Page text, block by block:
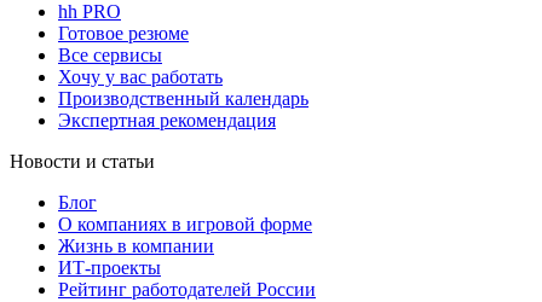
hh PRO
Готовое резюме
Все сервисы
Хочу у вас работать
Производственный календарь
Экспертная рекомендация
Новости и статьи
Блог
О компаниях в игровой форме
Жизнь в компании
ИТ-проекты
Рейтинг работодателей России